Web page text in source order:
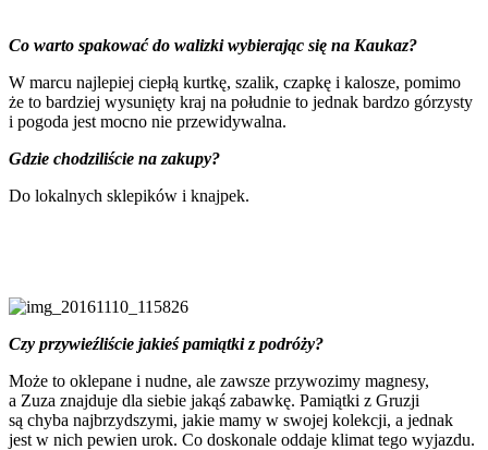
Co warto spakować do walizki wybierając się na Kaukaz?
W marcu najlepiej ciepłą kurtkę, szalik, czapkę i kalosze, pomimo
że to bardziej wysunięty kraj na południe to jednak bardzo górzysty
i pogoda jest mocno nie przewidywalna.
Gdzie chodziliście na zakupy?
Do lokalnych sklepików i knajpek.
Czy przywieźliście jakieś pamiątki z podróży?
Może to oklepane i nudne, ale zawsze przywozimy magnesy,
a Zuza znajduje dla siebie jakąś zabawkę. Pamiątki z Gruzji
są chyba najbrzydszymi, jakie mamy w swojej kolekcji, a jednak
jest w nich pewien urok. Co doskonale oddaje klimat tego wyjazdu.